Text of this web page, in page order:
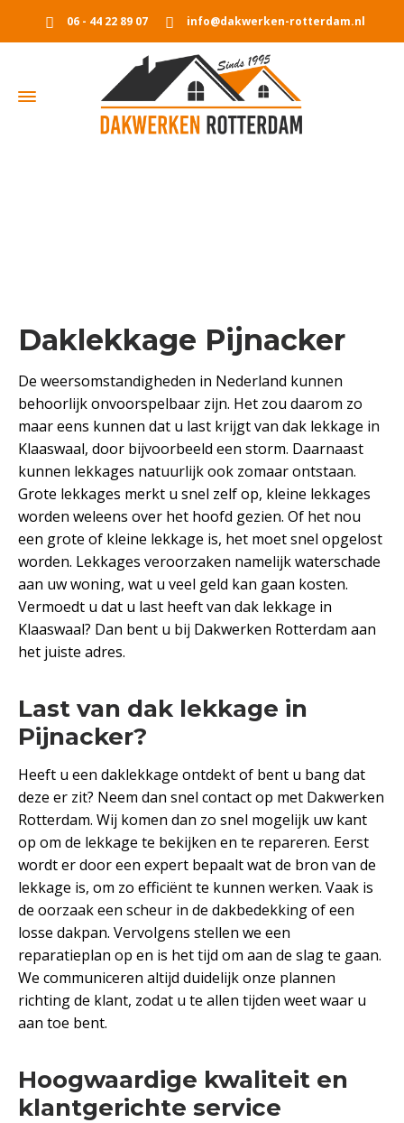
06 - 44 22 89 07 info@dakwerken-rotterdam.nl
Daklekkage Pijnacker
De weersomstandigheden in Nederland kunnen
behoorlijk onvoorspelbaar zijn. Het zou daarom zo
maar eens kunnen dat u last krijgt van dak lekkage in
Klaaswaal, door bijvoorbeeld een storm. Daarnaast
kunnen lekkages natuurlijk ook zomaar ontstaan.
Grote lekkages merkt u snel zelf op, kleine lekkages
worden weleens over het hoofd gezien. Of het nou
een grote of kleine lekkage is, het moet snel opgelost
worden. Lekkages veroorzaken namelijk waterschade
aan uw woning, wat u veel geld kan gaan kosten.
Vermoedt u dat u last heeft van dak lekkage in
Klaaswaal? Dan bent u bij Dakwerken Rotterdam aan
het juiste adres.
Last van dak lekkage in
Pijnacker?
Heeft u een daklekkage ontdekt of bent u bang dat
deze er zit? Neem dan snel contact op met Dakwerken
Rotterdam. Wij komen dan zo snel mogelijk uw kant
op om de lekkage te bekijken en te repareren. Eerst
wordt er door een expert bepaalt wat de bron van de
lekkage is, om zo efficiënt te kunnen werken. Vaak is
de oorzaak een scheur in de dakbedekking of een
losse dakpan. Vervolgens stellen we een
reparatieplan op en is het tijd om aan de slag te gaan.
We communiceren altijd duidelijk onze plannen
richting de klant, zodat u te allen tijden weet waar u
aan toe bent.
Hoogwaardige kwaliteit en
klantgerichte service